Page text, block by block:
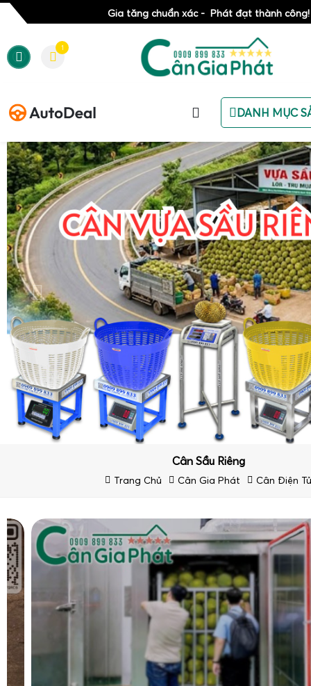
Gia tăng chuẩn xác - Phát đạt thành công!
1
DANH MỤC
Cân Sầu Riêng
Trang Chủ Cân Gia Phát Cân Điện